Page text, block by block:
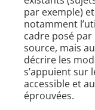
par exemple)
notamment
cadre posé
source, mais
décrire les
s’appuient sur
accessible et
éprouvées.